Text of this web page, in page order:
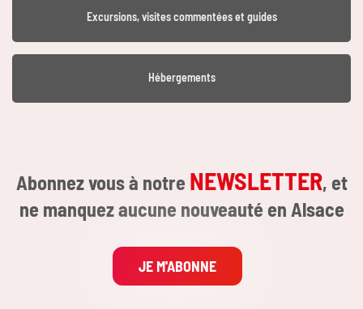
Excursions, visites commentées et guides
Hébergements
Abonnez vous à notre NEWSLETTER, et
ne manquez aucune nouveauté en Alsace
JE M'ABONNE